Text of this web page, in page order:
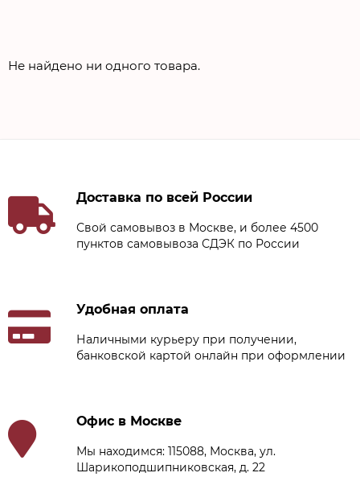
Не найдено ни одного товара.
Доставка по всей России
Свой самовывоз в Москве, и более 4500
пунктов самовывоза СДЭК по России
Удобная оплата
Наличными курьеру при получении,
банковской картой онлайн при оформлении
Офис в Москве
Мы находимся: 115088, Москва, ул.
Шарикоподшипниковская, д. 22